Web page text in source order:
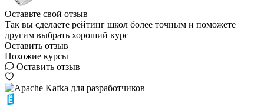
Оставьте свой отзыв
Так вы сделаете рейтинг школ более точным и поможете
другим выбрать хороший курс
Оставить отзыв
Похожие курсы
Оставить отзыв